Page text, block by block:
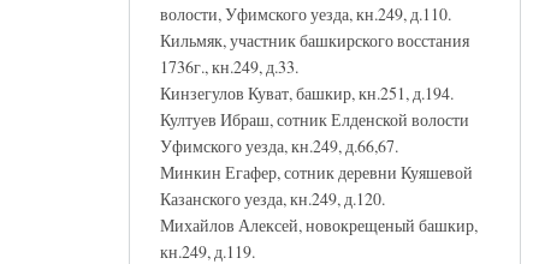
волости, Уфимского уезда, кн.249, д.110.
Кильмяк, участник башкирского восстания
1736г., кн.249, д.33.
Кинзегулов Куват, башкир, кн.251, д.194.
Култуев Ибраш, сотник Елденской волости
Уфимского уезда, кн.249, д.66,67.
Минкин Егафер, сотник деревни Куяшевой
Казанского уезда, кн.249, д.120.
Михайлов Алексей, новокрещеный башкир,
кн.249, д.119.